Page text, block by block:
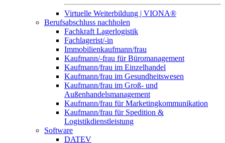
Virtuelle Weiterbildung | VIONA®
Berufsabschluss nachholen
Fachkraft Lagerlogistik
Fachlagerist/-in
Immobilienkaufmann/frau
Kaufmann/-frau für Büromanagement
Kaufmann/frau im Einzelhandel
Kaufmann/frau im Gesundheitswesen
Kaufmann/frau im Groß- und
Außenhandelsmanagement
Kaufmann/frau für Marketingkommunikation
Kaufmann/frau für Spedition &
Logistikdienstleistung
Software
DATEV